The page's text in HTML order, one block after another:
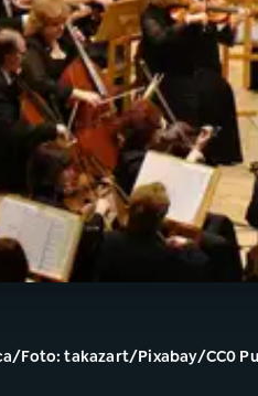
Foto: takazart/Pixabay/CC0